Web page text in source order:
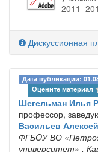
Дискуссионная
Дата публикации:
Оцените материал
Шегельман Илья
профессор,
Васильев
ФГБOУ ВО
университет» ,